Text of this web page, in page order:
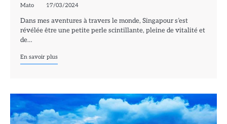
Mato 17/03/2024
Dans mes aventures à travers le monde, Singapour s’est
révélée être une petite perle scintillante, pleine de vitalité et
de…
En savoir plus